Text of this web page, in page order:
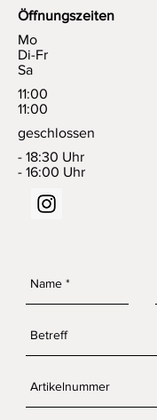
Öffnungszeiten
Mo
Di-Fr
Sa
11:00
11:00
geschlossen
- 18:30 Uhr
- 16:00 Uhr